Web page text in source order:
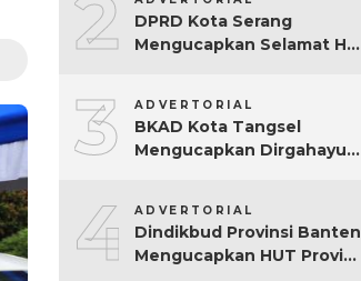
2
DPRD Kota Serang
Mengucapkan Selamat Hari
3 ADVERTORIAL
BKAD Kota Tangsel
Mengucapkan Dirgahayu
4 ADVERTORIAL
Dindikbud Provinsi Banten
Mengucapkan HUT Provinsi